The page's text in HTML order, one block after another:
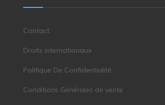
Contact
Droits internationaux
Politique De Confidentialité
Conditions Générales de vente